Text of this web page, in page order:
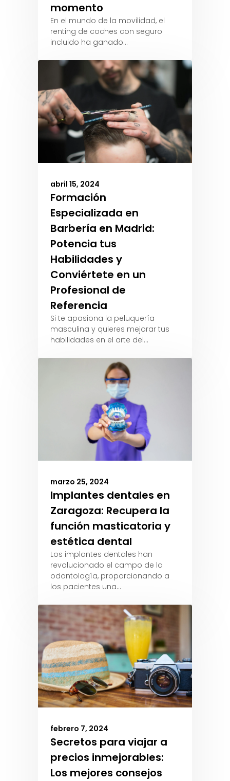
momento
En el mundo de la movilidad, el
renting de coches con seguro
incluido ha ganado…
abril 15, 2024
Formación
Especializada en
Barbería en Madrid:
Potencia tus
Habilidades y
Conviértete en un
Profesional de
Referencia
Si te apasiona la peluquería
masculina y quieres mejorar tus
habilidades en el arte del…
marzo 25, 2024
Implantes dentales en
Zaragoza: Recupera la
función masticatoria y
estética dental
Los implantes dentales han
revolucionado el campo de la
odontología, proporcionando a
los pacientes una…
febrero 7, 2024
Secretos para viajar a
precios inmejorables:
Los mejores consejos